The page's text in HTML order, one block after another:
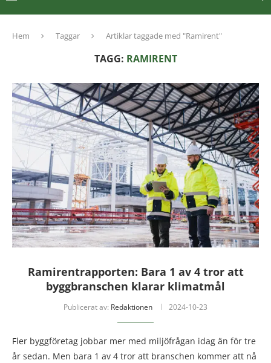
Hem Taggar Artiklar taggade med "Ramirent"
TAGG: RAMIRENT
Ramirentrapporten: Bara 1 av 4 tror att
byggbranschen klarar klimatmål
Publicerat av: Redaktionen 2024-10-23
Fler byggföretag jobbar mer med miljöfrågan idag än för tre
år sedan. Men bara 1 av 4 tror att branschen kommer att nå